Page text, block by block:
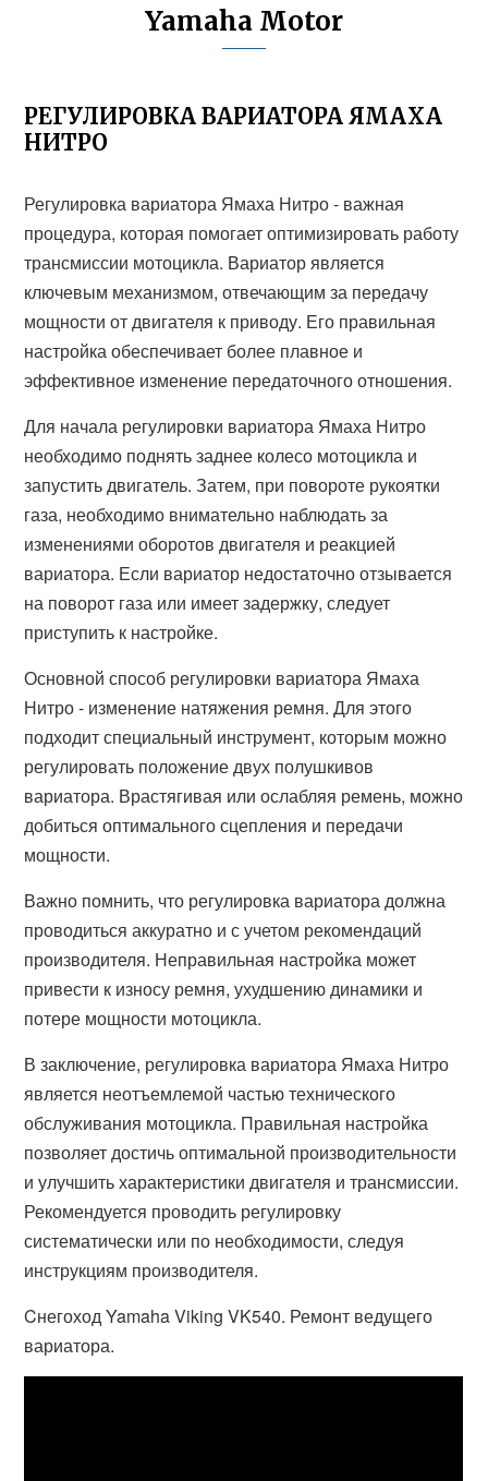
Yamaha Motor
РЕГУЛИРОВКА ВАРИАТОРА ЯМАХА
НИТРО
Регулировка вариатора Ямаха Нитро - важная
процедура, которая помогает оптимизировать работу
трансмиссии мотоцикла. Вариатор является
ключевым механизмом, отвечающим за передачу
мощности от двигателя к приводу. Его правильная
настройка обеспечивает более плавное и
эффективное изменение передаточного отношения.
Для начала регулировки вариатора Ямаха Нитро
необходимо поднять заднее колесо мотоцикла и
запустить двигатель. Затем, при повороте рукоятки
газа, необходимо внимательно наблюдать за
изменениями оборотов двигателя и реакцией
вариатора. Если вариатор недостаточно отзывается
на поворот газа или имеет задержку, следует
приступить к настройке.
Основной способ регулировки вариатора Ямаха
Нитро - изменение натяжения ремня. Для этого
подходит специальный инструмент, которым можно
регулировать положение двух полушкивов
вариатора. Врастягивая или ослабляя ремень, можно
добиться оптимального сцепления и передачи
мощности.
Важно помнить, что регулировка вариатора должна
проводиться аккуратно и с учетом рекомендаций
производителя. Неправильная настройка может
привести к износу ремня, ухудшению динамики и
потере мощности мотоцикла.
В заключение, регулировка вариатора Ямаха Нитро
является неотъемлемой частью технического
обслуживания мотоцикла. Правильная настройка
позволяет достичь оптимальной производительности
и улучшить характеристики двигателя и трансмиссии.
Рекомендуется проводить регулировку
систематически или по необходимости, следуя
инструкциям производителя.
Cнегоход Yamaha Viking VK540. Ремонт ведущего
вариатора.